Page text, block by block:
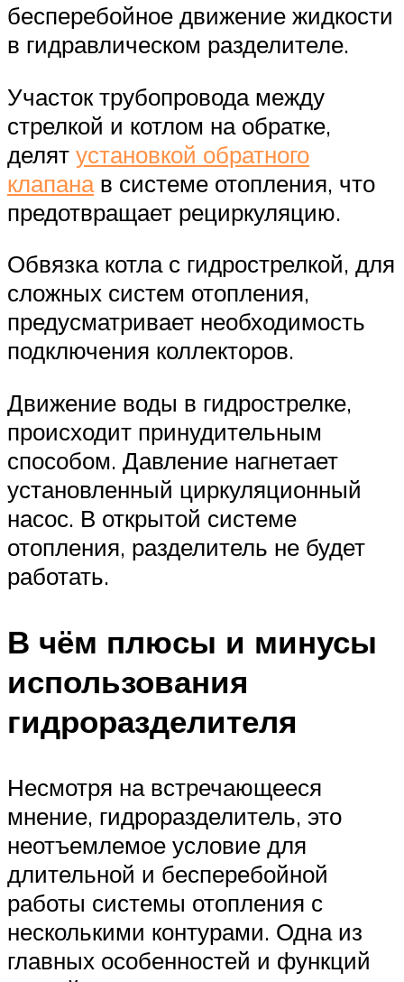
бесперебойное движение жидкости
в гидравлическом разделителе.
Участок трубопровода между
стрелкой и котлом на обратке,
делят установкой обратного
клапанав системе отопления, что
предотвращает рециркуляцию.
Обвязка котла с гидрострелкой, для
сложных систем отопления,
предусматривает необходимость
подключения коллекторов.
Движение воды в гидрострелке,
происходит принудительным
способом. Давление нагнетает
установленный циркуляционный
насос. В открытой системе
отопления, разделитель не будет
работать.
В чём плюсы и минусы
использования
гидроразделителя
Несмотря на встречающееся
мнение, гидроразделитель, это
неотъемлемое условие для
длительной и бесперебойной
работы системы отопления с
несколькими контурами. Одна из
главных особенностей и функций